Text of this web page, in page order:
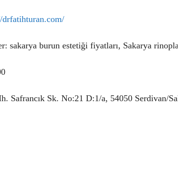
drfatihturan.com/
sakarya burun estetiği fiyatları, Sakarya
Safrancık Sk. No:21 D:1/a, 54050 Serdivan/